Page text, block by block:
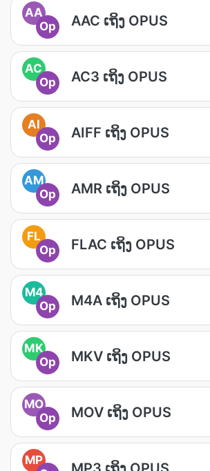
AA
Op
AAC ເຖິງ OPUS
AC
Op
AC3 ເຖິງ OPUS
AI
Op
AIFF ເຖິງ OPUS
AM
Op
AMR ເຖິງ OPUS
FL
Op
FLAC ເຖິງ OPUS
M4
Op
M4A ເຖິງ OPUS
MK
Op
MKV ເຖິງ OPUS
MO
Op
MOV ເຖິງ OPUS
MP